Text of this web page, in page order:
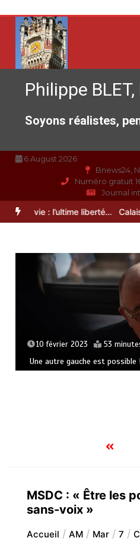
contenu
Philippe
Soyons réalistes,
6 August 2026
Bnews24,
Numéro gratuit
Journal
Fin de vie : l’ultime liberté… Calais,
10 février 2023 53
Une autre gauche est possible
MSDC : « Être les
sans-voix »
Accueil AM Mar 7